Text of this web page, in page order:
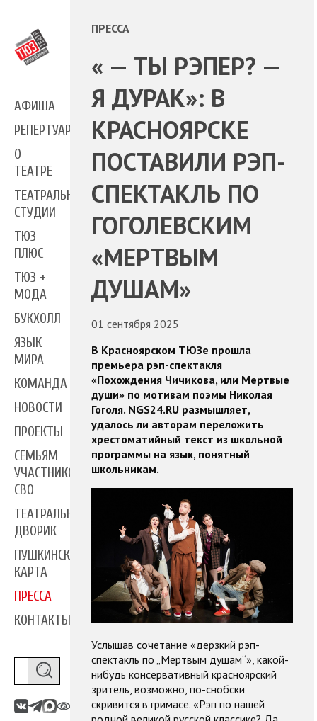
АФИША
РЕПЕРТУАР
О
ТЕАТРЕ
ТЕАТРАЛЬНЫЕ
СТУДИИ
ТЮЗ
ПЛЮС
ТЮЗ +
МОДА
БУКХОЛЛ
ЯЗЫК
МИРА
КОМАНДА
НОВОСТИ
ПРОЕКТЫ
СЕМЬЯМ
УЧАСТНИКОВ
СВО
ТЕАТРАЛЬНЫЙ
ДВОРИК
ПУШКИНСКАЯ
КАРТА
ПРЕССА
КОНТАКТЫ
ПРЕССА
« — ТЫ РЭПЕР? —
Я ДУРАК»: В
КРАСНОЯРСКЕ
ПОСТАВИЛИ РЭП-
СПЕКТАКЛЬ ПО
ГОГОЛЕВСКИМ
«МЕРТВЫМ
ДУШАМ»
01 сентября 2025
В Красноярском ТЮЗе прошла
премьера рэп-спектакля
«Похождения Чичикова, или Мертвые
души» по мотивам поэмы Николая
Гоголя. NGS24.RU размышляет,
удалось ли авторам переложить
хрестоматийный текст из школьной
программы на язык, понятный
школьникам.
Услышав сочетание «дерзкий рэп-
спектакль по „Мертвым душам“», какой-
нибудь консервативный красноярский
зритель, возможно, по-снобски
скривится в гримасе. «Рэп по нашей